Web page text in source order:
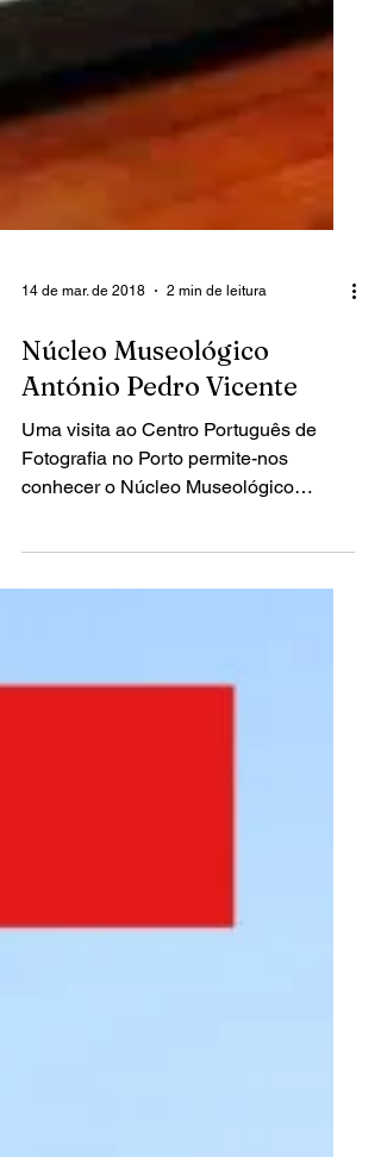
14 de mar. de 2018 2 min de leitura
Núcleo Museológico
António Pedro Vicente
Uma visita ao Centro Português de
uma...